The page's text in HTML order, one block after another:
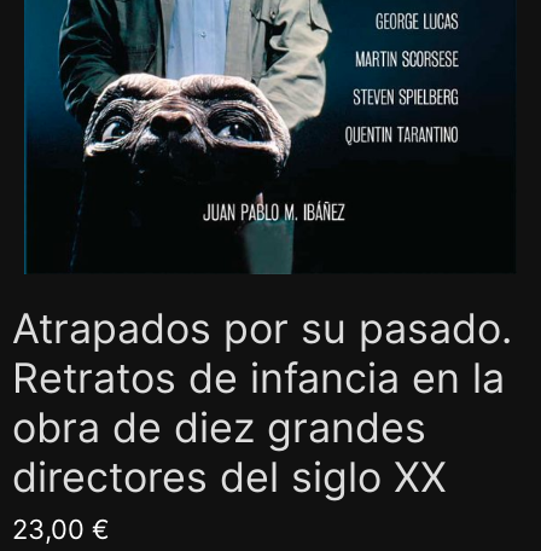
Atrapados por su pasado.
Retratos de infancia en la
obra de diez grandes
directores del siglo XX
23,00 €